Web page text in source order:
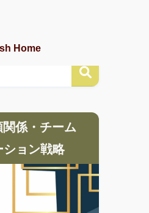
Home
係・チーム
ション戦略